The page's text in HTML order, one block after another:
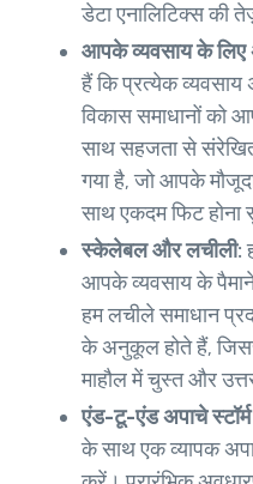
डेटा एनालिटिक्स की
आपके व्यवसाय के
हैं कि प्रत्येक व्यवसाय
विकास समाधानों को
साथ सहजता से
गया है, जो आपके
साथ एकदम फिट होना
स्केलेबल और लचीली:
आपके व्यवसाय के
हम लचीले समाधान
के अनुकूल होते हैं,
माहौल में चुस्त और
एंड-टू-एंड अपाचे
के साथ एक व्यापक